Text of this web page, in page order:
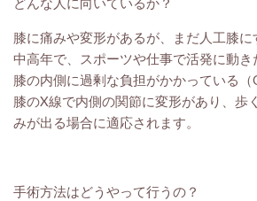
膝に痛みや変形があるが、まだ人工膝
中高年で、スポーツや仕事で活発に動き
膝の内側に過剰な負担がかかっている（
膝のX線で内側の関節に変形があり、歩
みが出る場合に適応されます。
手術方法はどうやって行うの？